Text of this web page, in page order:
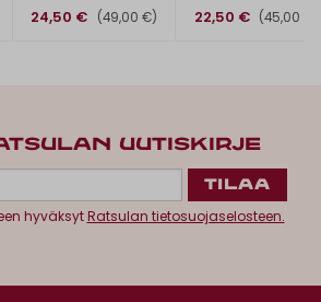
24,50 €
(49,00 €)
22,50 € (45,00 €)
UUTISKIRJE
hyväksytRatsulan tietosuojaselosteen.